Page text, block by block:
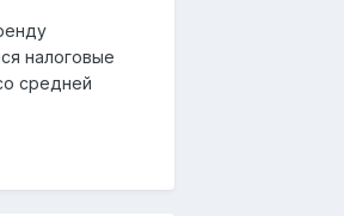
налоговые
средней